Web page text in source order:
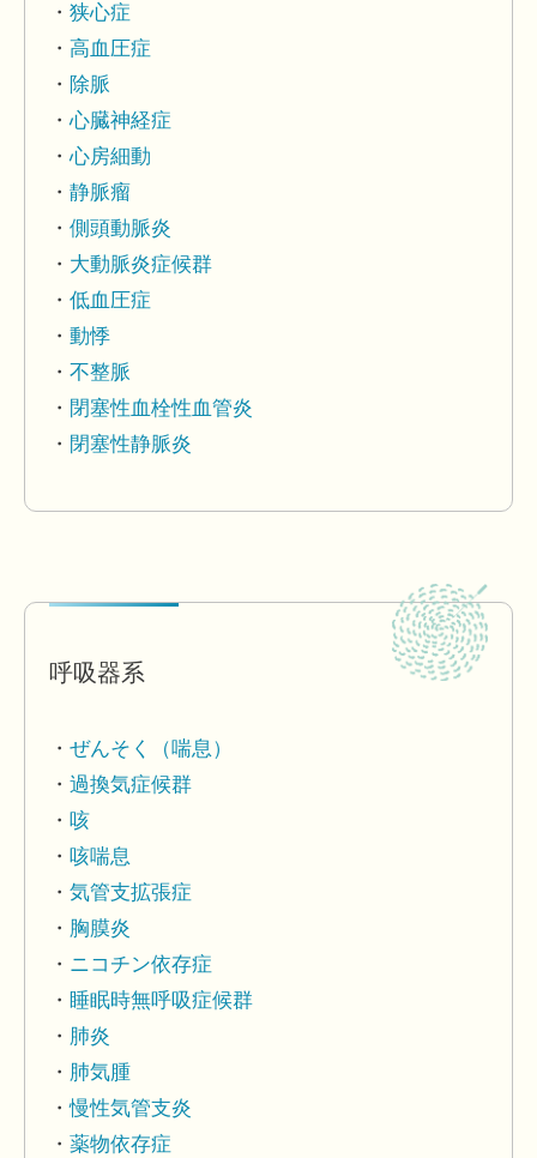
狭心症
高血圧症
除脈
心臓神経症
心房細動
静脈瘤
側頭動脈炎
大動脈炎症候群
低血圧症
動悸
不整脈
閉塞性血栓性血管炎
閉塞性静脈炎
呼吸器系
ぜんそく（喘息）
過換気症候群
咳
咳喘息
気管支拡張症
胸膜炎
ニコチン依存症
睡眠時無呼吸症候群
肺炎
肺気腫
慢性気管支炎
薬物依存症